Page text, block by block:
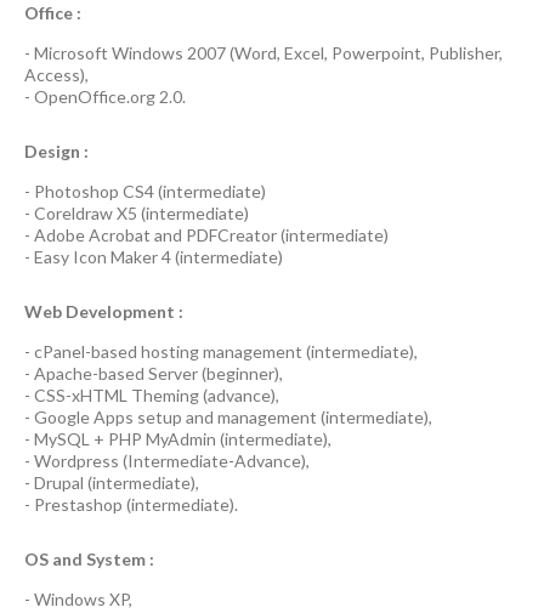
Office :
- Microsoft Windows 2007(Word, Excel, Powerpoint, Publisher,
Access),
- OpenOffice.org 2.0.
Design :
- Photoshop CS4(intermediate)
- Coreldraw X5 (intermediate)
- Adobe Acrobat and PDFCreator(intermediate)
- Easy Icon Maker 4(intermediate)
Web Development :
- cPanel-based hosting management (intermediate),
- Apache-based Server(beginner),
- CSS-xHTML Theming(advance),
- Google Apps setup and management (intermediate),
- MySQL + PHP MyAdmin (intermediate),
- Wordpress (Intermediate-Advance),
- Drupal (intermediate),
- Prestashop (intermediate).
OS and System :
- Windows XP,